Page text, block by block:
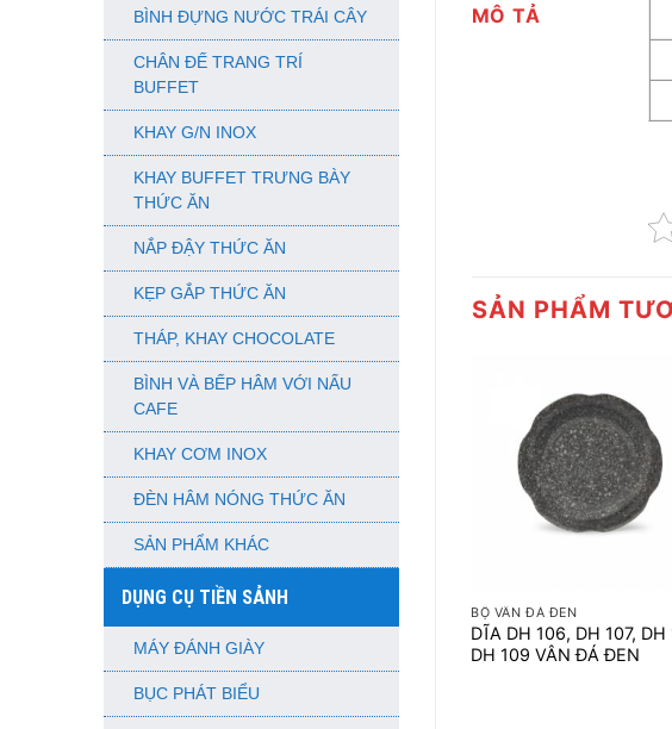
BÌNH ĐỰNG NƯỚC TRÁI CÂY
CHÂN ĐẾ TRANG TRÍ
BUFFET
KHAY G/N INOX
KHAY BUFFET TRƯNG BÀY
THỨC ĂN
NẮP ĐẬY THỨC ĂN
KẸP GẮP THỨC ĂN
THÁP, KHAY CHOCOLATE
BÌNH VÀ BẾP HÂM VỚI NẤU
CAFE
KHAY CƠM INOX
ĐÈN HÂM NÓNG THỨC ĂN
SẢN PHẨM KHÁC
DỤNG CỤ TIỀN SẢNH
MÁY ĐÁNH GIÀY
BỤC PHÁT BIỂU
MÔ TẢ
SẢN PHẨM
BỘ VÂN ĐÁ ĐEN
DĨA DH 106, DH 107, DH
DH 109 VÂN ĐÁ ĐEN